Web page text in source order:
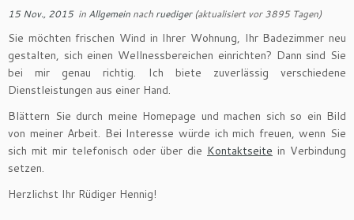
15 Nov., 2015in Allgemein nach ruediger(aktualisiert vor 3895 Tagen)
Sie möchten frischen Wind in Ihrer Wohnung, Ihr Badezimmer neu
gestalten, sich einen Wellnessbereichen einrichten? Dann sind Sie
bei mir genau richtig. Ich biete zuverlässig verschiedene
Dienstleistungen aus einer Hand.
Blättern Sie durch meine Homepage und machen sich so ein Bild
von meiner Arbeit. Bei Interesse würde ich mich freuen, wenn Sie
sich mit mir telefonisch oder über die Kontaktseite in Verbindung
setzen.
Herzlichst Ihr Rüdiger Hennig!